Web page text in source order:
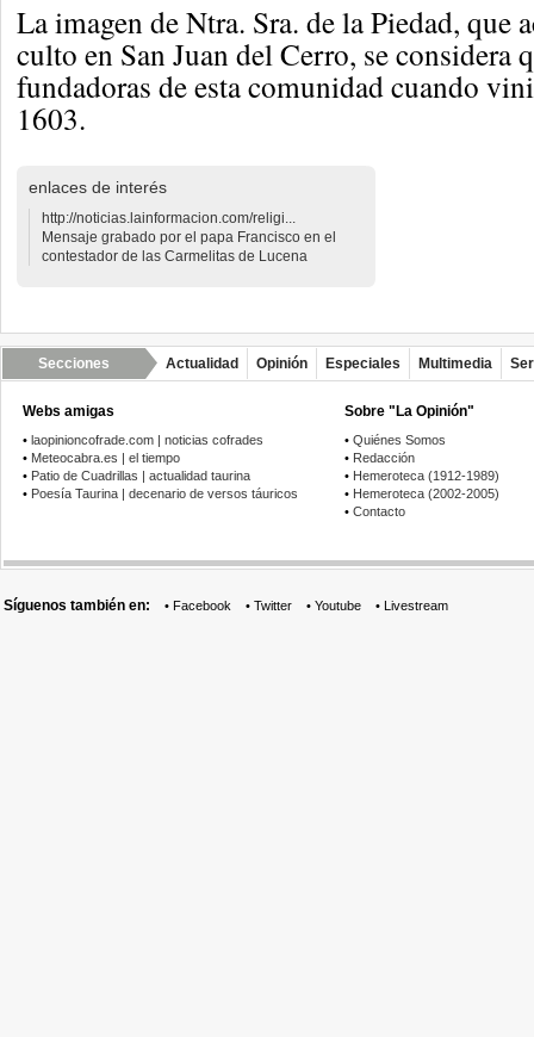
La imagen de Ntra. Sra. de la Piedad, que
culto en San Juan del Cerro, se considera
fundadoras de esta comunidad cuando
1603.
enlaces de interés
http://noticias.lainformacion.com/religi...
Mensaje grabado por el papa Francisco en el
contestador de las Carmelitas de Lucena
Secciones Actualidad Opinión Especiales Multimedia
Webs amigas
• laopinioncofrade.com | noticias cofrades
• Meteocabra.es | el tiempo
• Patio de Cuadrillas | actualidad taurina
• Poesía Taurina | decenario de versos táuricos
Sobre "La Opinión"
• Quiénes Somos
• Redacción
• Hemeroteca (1912-1989)
• Hemeroteca (2002-2005)
• Contacto
Síguenos también en: • Facebook • Twitter • Youtube • Livestream